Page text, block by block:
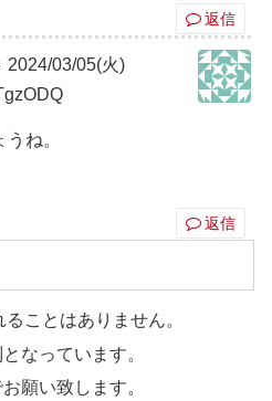
返信
2024/03/05(火)
ね。
返信
ことはありません。
なっています。
願い致します。